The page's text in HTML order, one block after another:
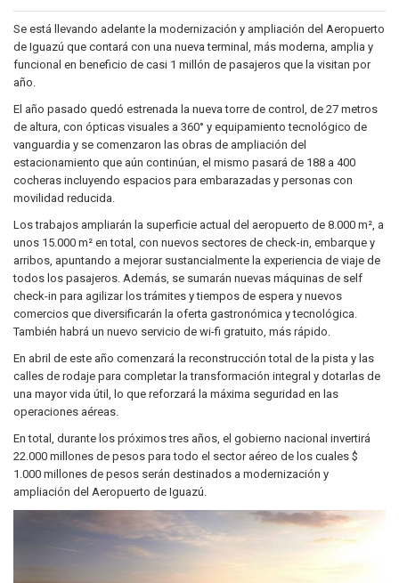
Se está llevando adelante la modernización y ampliación del Aeropuerto
de Iguazú que contará con una nueva terminal, más moderna, amplia y
funcional en beneficio de casi 1 millón de pasajeros que la visitan por
año.
El año pasado quedó estrenada la nueva torre de control, de 27 metros
de altura, con ópticas visuales a 360° y equipamiento tecnológico de
vanguardia y se comenzaron las obras de ampliación del
estacionamiento que aún continúan, el mismo pasará de 188 a 400
cocheras incluyendo espacios para embarazadas y personas con
movilidad reducida.
Los trabajos ampliarán la superficie actual del aeropuerto de 8.000 m², a
unos 15.000 m² en total, con nuevos sectores de check-in, embarque y
arribos, apuntando a mejorar sustancialmente la experiencia de viaje de
todos los pasajeros. Además, se sumarán nuevas máquinas de self
check-in para agilizar los trámites y tiempos de espera y nuevos
comercios que diversificarán la oferta gastronómica y tecnológica.
También habrá un nuevo servicio de wi-fi gratuito, más rápido.
En abril de este año comenzará la reconstrucción total de la pista y las
calles de rodaje para completar la transformación integral y dotarlas de
una mayor vida útil, lo que reforzará la máxima seguridad en las
operaciones aéreas.
En total, durante los próximos tres años, el gobierno nacional invertirá
22.000 millones de pesos para todo el sector aéreo de los cuales $
1.000 millones de pesos serán destinados a modernización y
ampliación del Aeropuerto de Iguazú.